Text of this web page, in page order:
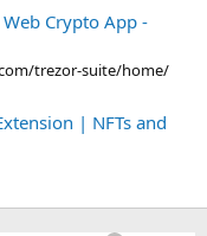
Crypto App -
trezor-suite/home/
| NFTs and